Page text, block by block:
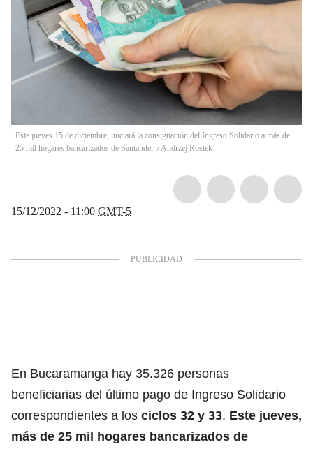
Este jueves 15 de diciembre, iniciará la consignación del Ingreso Solidario a más de
25 mil hogares bancarizados de Santander. /Andrzej Rostek
15/12/2022 - 11:00 GMT-5
En Bucaramanga hay 35.326 personas
beneficiarias del último pago de Ingreso Solidario
correspondientes a los ciclos 32 y 33. Este jueves,
más de 25 mil hogares bancarizados de